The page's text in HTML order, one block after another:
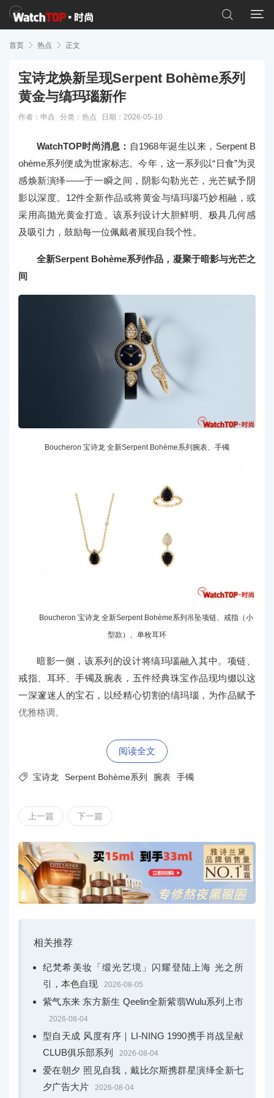


首页  热点  正文
宝诗龙焕新呈现Serpent Bohème系列
黄金与缟玛瑙新作
作者：申垚 分类： 热点 日期：2026-05-10
WatchTOP时尚消息： 自1968年诞生以来，Serpent B
ohème系列便成为世家标志。今年，这一系列以“日食”为灵
感焕新演绎——于一瞬之间，阴影勾勒光芒，光芒赋予阴
影以深度。12件全新作品或将黄金与缟玛瑙巧妙相融，或
采用高抛光黄金打造。该系列设计大胆鲜明、极具几何感
及吸引力，鼓励每一位佩戴者展现自我个性。
全新Serpent Bohème系列作品，凝聚于暗影与光芒之
间
Boucheron 宝诗龙 全新Serpent Bohème系列腕表、手镯
Boucheron 宝诗龙 全新Serpent Bohème系列吊坠项链、戒指（小
型款）、单枚耳环
暗影一侧，该系列的设计将缟玛瑙融入其中。项链、
戒指、耳环、手镯及腕表，五件经典珠宝作品现均缀以这
一深邃迷人的宝石，以经精心切割的缟玛瑙，为作品赋予
优雅格调。
Boucheron 宝诗龙 全新Serpent Bohème系列吊坠项链、耳钉、戒
指（小型款）
戒指，以抛光黄金取代传统镶嵌于Serpent Bohème系列作
品中央图案的宝石，尽显黄金的温暖光芒。
阅读全文
 宝诗龙 Serpent Bohème系列 腕表 手镯
上一篇 下一篇
相关推荐
纪梵希美妆「缎光艺境」闪耀登陆上海 光之所
引，本色自现
2026-08-05
紫气东来 东方新生 Qeelin全新紫翡Wulu系列上市
2026-08-04
型自天成 风度有序｜LI-NING 1990携手肖战呈献
CLUB俱乐部系列
2026-08-04
爱在朝夕 照见自我，戴比尔斯携群星演绎全新七
夕广告大片
2026-08-04